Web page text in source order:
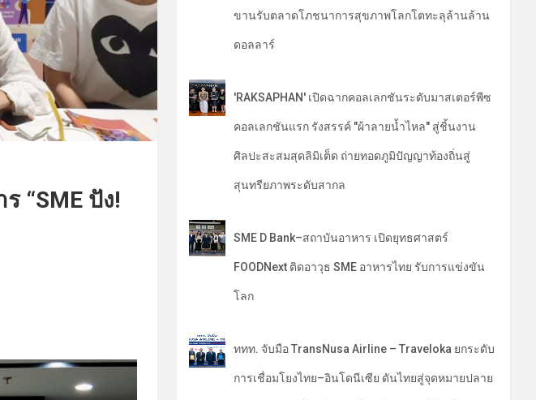
“SME ปัง!
ขานรับตลาดโภชนาการสุขภาพโลกโตทะลุล้านล้าน
ดอลลาร์
'RAKSAPHAN' เปิดฉากคอลเลกชันระดับมาสเตอร์พีซ
คอลเลกชันแรก รังสรรค์ "ผ้าลายน้ำไหล" สู่ชิ้นงาน
ศิลปะสะสมสุดลิมิเต็ด ถ่ายทอดภูมิปัญญาท้องถิ่นสู่
สุนทรียภาพระดับสากล
SME D Bank–สถาบันอาหาร เปิดยุทธศาสตร์
FOODNext ติดอาวุธ SME อาหารไทย รับการแข่งขัน
โลก
ททท. จับมือ TransNusa Airline – Traveloka ยกระดับ
การเชื่อมโยงไทย–อินโดนีเซีย ดันไทยสู่จุดหมายปลาย